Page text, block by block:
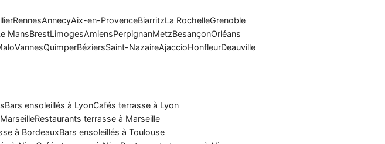
RennesAnnecyAix-en-ProvenceBiarritzLa RochelleGrenoble
MansBrestLimogesAmiensPerpignanMetzBesançonOrléans
VannesQuimperBéziersSaint-NazaireAjaccioHonfleurDeauville
Bars ensoleillés à LyonCafés terrasse à Lyon
Restaurants terrasse à Marseille
à BordeauxBars ensoleillés à Toulouse